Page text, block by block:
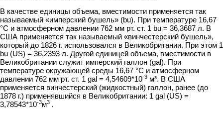
В качестве единицы объема, вместимости применяется так
называемый «имперский бушель» (bu). При температуре 16,67
°С и атмосферном давлении 762 мм рт. ст. 1 bu = 36,3687 л. В
США применяется так называемый «винчестер­ский бушель»,
который до 1826 г. использовался в Великобритании. При этом 1
bu (US) = 36,2393 л. Другой единицей объема, вместимости в
Великобритании служит имперский галлон (gal). При
температуре окружающей среды 16,67 °С и атмосферном
давлении 762 мм рт. ст. 1 gal = 4,54609*10-3 м³. В США
применяется винчестерский (жидкостный) галлон, ранее (до
1878 г.) применявшийся в Вели­кобритании: 1 gal (US) =
3,78543*10-3м3 .